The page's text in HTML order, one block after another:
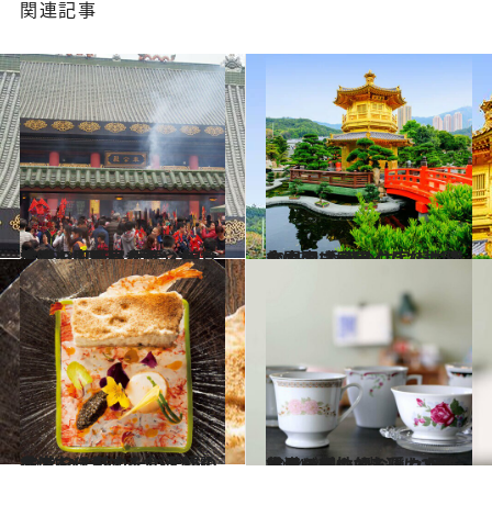
関連記事
2015.3.15
香港の旧正月を華やかに満喫！ 初詣・競馬・美食で運を引き寄せる
旅＆お出かけ 2015.4.1
金閣寺にそっくりな楼閣も立つ 香港の住宅街に潜む中国式庭園
旅＆お出かけ
2014.2.22
香港を代表する食通が選ぶ！ いま訪れたい至福の名店
旅＆お出かけ 2014.8.4
香港の個性的な人々が集まるビルの1階 週に2回だけオープンする隠れた雑貨屋
旅＆お出かけ